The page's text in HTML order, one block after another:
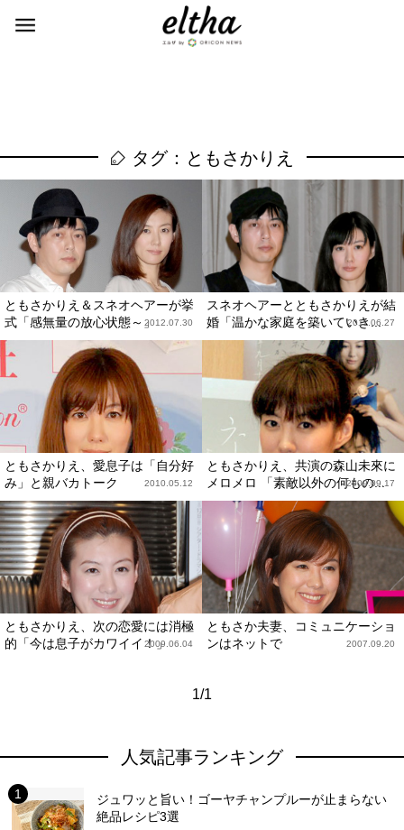
タグ：ともさかりえ
ともさかりえ＆スネオヘアーが挙
式「感無量の放心状態～」2012.07.30
スネオヘアーとともさかりえが結
婚「温かな家庭を築いていき...
2011.06.27
ともさかりえ、愛息子は「自分好
み」と親バカトーク
2010.05.12
ともさかりえ、共演の森山未來に
メロメロ 「素敵以外の何もの...
2009.09.17
ともさかりえ、次の恋愛には消極
的「今は息子がカワイイ！」2009.06.04
ともさか夫妻、コミュニケーショ
ンはネットで
2007.09.20
1/1
人気記事ランキング
ジュワッと旨い！ゴーヤチャンプルーが止まらない
絶品レシピ3選